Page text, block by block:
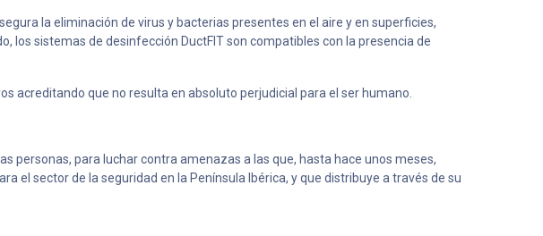
la eliminación de virus y bacterias presentes en el aire y en superficies,
los sistemas de desinfección DuctFIT son compatibles con la presencia de
acreditando que no resulta en absoluto perjudicial para el ser humano.
personas, para luchar contra amenazas a las que, hasta hace unos meses,
el sector de la seguridad en la Península Ibérica, y que distribuye a través de su